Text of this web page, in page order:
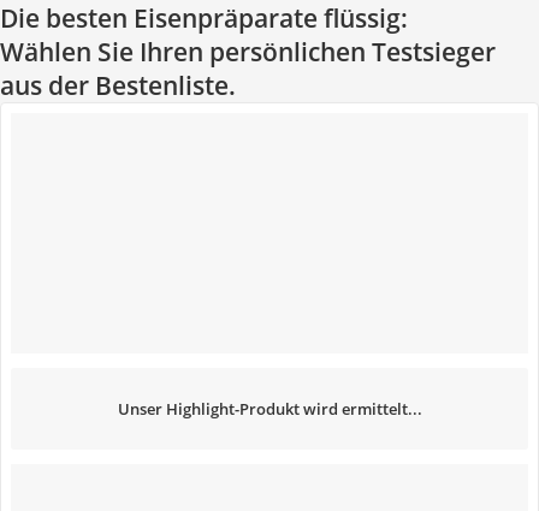
Die besten Eisenpräparate flüssig:
Wählen Sie Ihren persönlichen Testsieger
aus der Bestenliste.
Unser Highlight-Produkt wird ermittelt...